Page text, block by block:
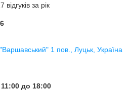
за рік
1 пов., Луцьк, Україна
до 18:00